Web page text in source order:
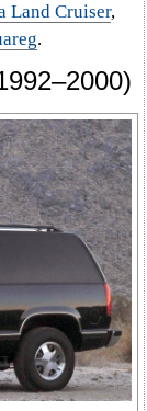
Land Cruiser,
.